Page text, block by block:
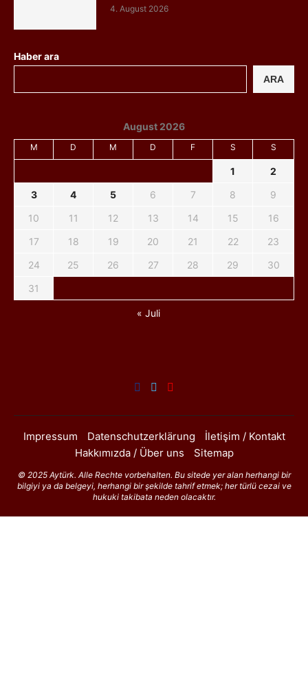
4. August 2026
Haber ara
ARA
August 2026
M D M D F S S
1
2
3
4 5 6 7 8
9
10
11 12 13 14 15
16
17
18 19 20 21 22
23
24
25 26 27 28 29
30
31
« Juli
Impressum Datenschutzerklärung
İletişim / Kontakt
Hakkımızda / Über uns
Sitemap
© 2025 Aytürk. Alle Rechte vorbehalten. Bu sitede yer alan herhangi bir
bilgiyi ya da belgeyi, herhangi bir şekilde tahrif etmek; her türlü cezai ve
hukuki takibata neden olacaktır.